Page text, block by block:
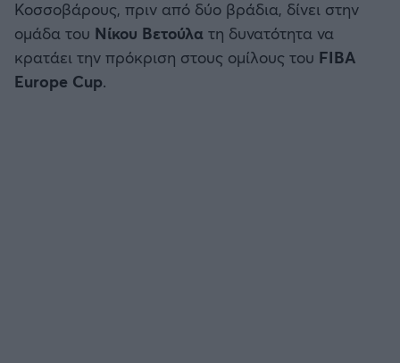
Καλαμάτα
Ηρακλής
Μπάσκετ: Κίνα
Προολυμπιακό Τουρνουά
Κοσσοβάρους, πριν από δύο βράδια, δίνει στην
ομάδα του Νίκου Βετούλα τη δυνατότητα να
κρατάει την πρόκριση στους ομίλους του FIBA
Europe Cup.